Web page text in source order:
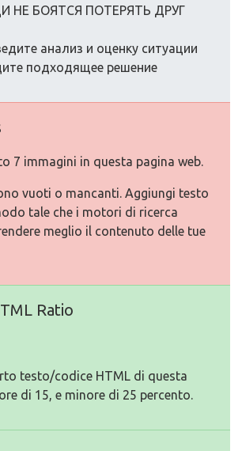
НЕ БОЯТСЯ ПОТЕРЯТЬ ДРУГ
анализ и оценку ситуации
подходящее решение
7 immagini in questa pagina web.
vuoti o mancanti. Aggiungi testo
tale che i motori di ricerca
meglio il contenuto delle tue
Ratio
testo/codice HTML di questa
di 15, e minore di 25 percento.